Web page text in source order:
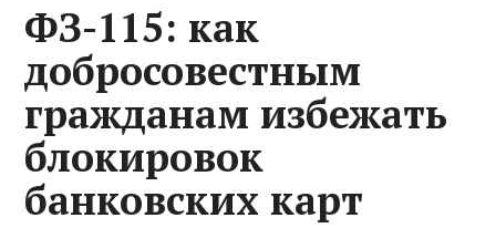
ФЗ-115: как
добросовестным
гражданам избежать
блокировок
банковских карт